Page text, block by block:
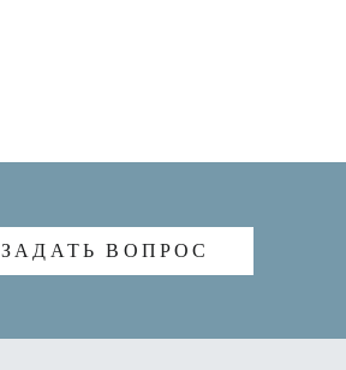
ЗАДАТЬ ВОПРОС